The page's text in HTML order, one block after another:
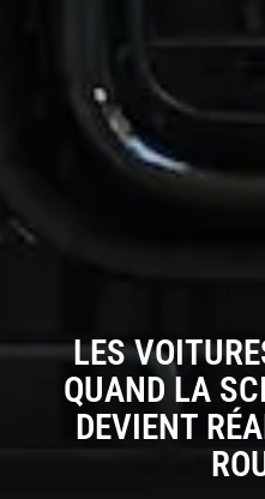
LES
QUAND LA
DEVIENT